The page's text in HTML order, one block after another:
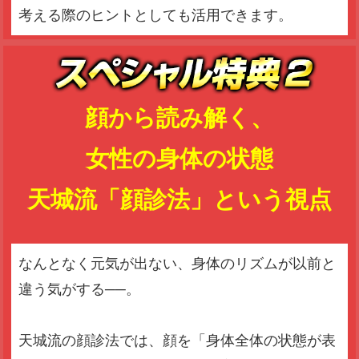
考える際のヒントとしても活用できます。
顔から読み解く、
女性の身体の状態
天城流「顔診法」という視点
なんとなく元気が出ない、身体のリズムが以前と
違う気がする──。
天城流の顔診法では、顔を「身体全体の状態が表